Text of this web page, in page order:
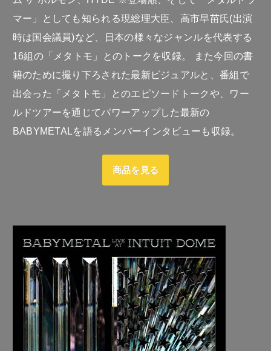
マー」としても知られる現総理大臣、高市早苗氏(出演
時は国会議員)など、日本の様々なジャンルを代表する
16組の「メタトモ」とのトークを収録。 また今回の書
籍のために撮り下ろされた最新ビジュアルと、番組で
出会った「メタトモ」とのエピソードトークや、ワー
ルドツアーを通じてパワーアップした最新の
BABYMETALを語るメンバーインタビューも収録。
商品を見る